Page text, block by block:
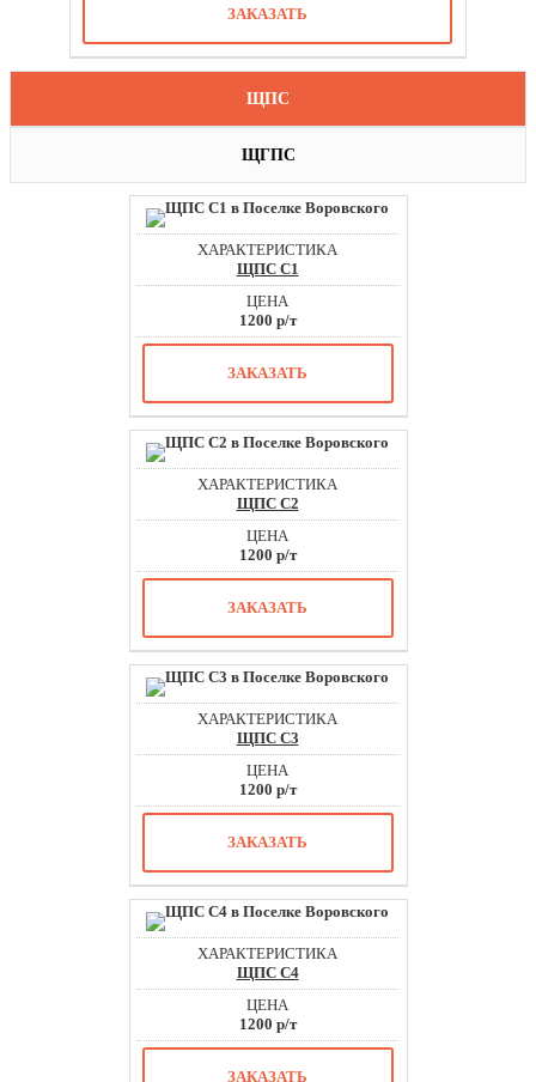
ЗАКАЗАТЬ
ЩПС
ЩГПС
ЩПС С1
1200 р/т
ЗАКАЗАТЬ
ЩПС С2
1200 р/т
ЗАКАЗАТЬ
ЩПС С3
1200 р/т
ЗАКАЗАТЬ
ЩПС С4
1200 р/т
ЗАКАЗАТЬ